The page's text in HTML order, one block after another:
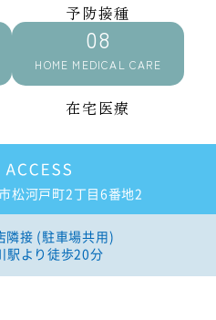
予防接種
HOME MEDICAL CARE
在宅医療
松河戸町2丁目6番地2
隣接 (駐車場共用)
駅より徒歩20分